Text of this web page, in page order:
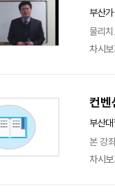
부산
물리
차시보
컨벤
부산
본 강
차시보